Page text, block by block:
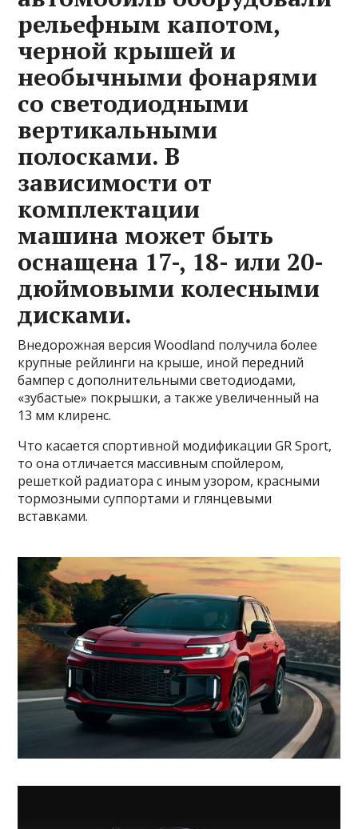
рельефным капотом,
черной крышей и
необычными фонарями
со светодиодными
вертикальными
полосками. В
зависимости от
комплектации
машина может быть
оснащена 17-, 18- или 20-
дюймовыми колесными
дисками.
Внедорожная версия Woodland получила более
крупные рейлинги на крыше, иной передний
бампер с дополнительными светодиодами,
«зубастые» покрышки, а также увеличенный на
13 мм клиренс.
Что касается спортивной модификации GR Sport,
то она отличается массивным спойлером,
решеткой радиатора с иным узором, красными
тормозными суппортами и глянцевыми
вставками.